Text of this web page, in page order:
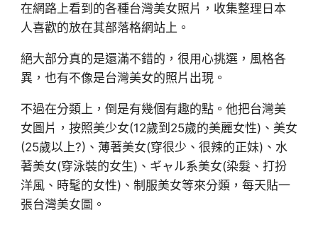
在網路上看到的各種台灣美女照片，收集整理日本
人喜歡的放在其部落格網站上。
絕大部分真的是還滿不錯的，很用心挑選，風格各
異，也有不像是台灣美女的照片出現。
不過在分類上，倒是有幾個有趣的點。他把台灣美
女圖片，按照美少女(12歲到25歲的美麗女性)、美女
(25歲以上?)、薄著美女(穿很少、很辣的正妹)、水
著美女(穿泳裝的女生)、ギャル系美女(染髮、打扮
洋風、時髦的女性)、制服美女等來分類，每天貼一
張台灣美女圖。